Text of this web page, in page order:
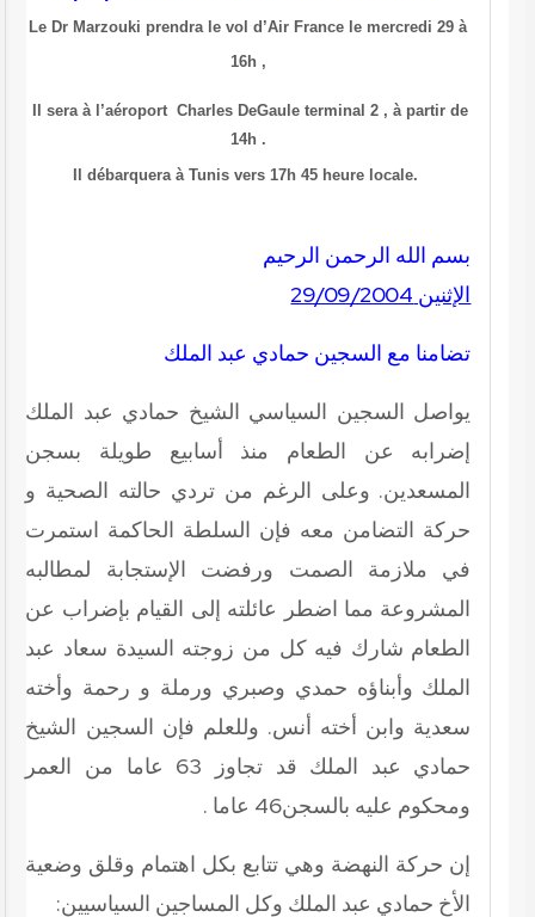
Le Dr Marzouki prendra le vol d’Air France le mercredi 29 à
16h ,
Il sera à l’aéroport Charles DeGaule terminal 2 , à partir de
14h .
Il débarquera à Tunis vers 17h 45 heure locale.
بسم الله الرحمن الرحيم
الإثنين 29/09/2004
تضامنا مع السجين حمادي عبد الملك
يواصل السجين السياسي الشيخ حمادي عبد الملك
إضرابه عن الطعام منذ أسابيع طويلة بسجن
المسعدين. وعلى الرغم من تردي حالته الصحية و
حركة التضامن معه فإن السلطة الحاكمة استمرت
في ملازمة الصمت ورفضت الإستجابة لمطالبه
المشروعة مما اضطر عائلته إلى القيام بإضراب عن
الطعام شارك فيه كل من زوجته السيدة سعاد عبد
الملك وأبناؤه حمدي وصبري ورملة و رحمة وأخته
سعدية وابن أخته أنس. وللعلم فإن السجين الشيخ
حمادي عبد الملك قد تجاوز 63 عاما من العمر
ومحكوم عليه بالسجن46 عاما .
إن حركة النهضة وهي تتابع بكل اهتمام وقلق وضعية
الأخ حمادي عبد الملك وكل المساجين السياسيين: